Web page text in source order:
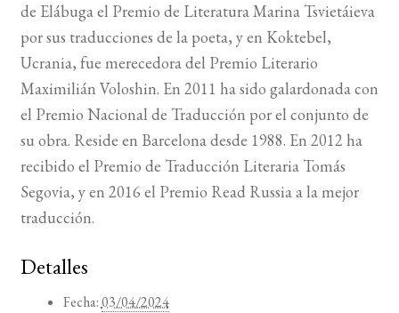
de Elábuga el Premio de Literatura Marina Tsvietáieva
por sus traducciones de la poeta, y en Koktebel,
Ucrania, fue merecedora del Premio Literario
Maximilián Voloshin. En 2011 ha sido galardonada con
el Premio Nacional de Traducción por el conjunto de
su obra. Reside en Barcelona desde 1988. En 2012 ha
recibido el Premio de Traducción Literaria Tomás
Segovia, y en 2016 el Premio Read Russia a la mejor
traducción.
Detalles
Fecha:03/04/2024